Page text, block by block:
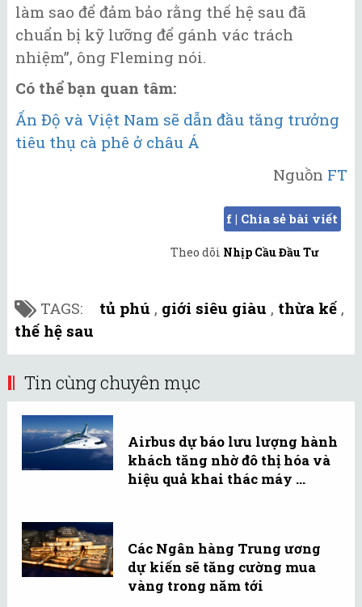
làm sao để đảm bảo rằng thế hệ sau đã
chuẩn bị kỹ lưỡng để gánh vác trách
nhiệm”, ông Fleming nói.
Có thể bạn quan tâm:
Ấn Độ và Việt Nam sẽ dẫn đầu tăng trưởng
tiêu thụ cà phê ở châu Á
Nguồn FT
f | Chia sẻ bài viết
Theo dõi Nhịp Cầu Đầu Tư
TAGS: tủ phú , giới siêu giàu , thừa kế ,
thế hệ sau
Tin cùng chuyên mục
Airbus dự báo lưu lượng hành
khách tăng nhờ đô thị hóa và
hiệu quả khai thác máy ...
Các Ngân hàng Trung ương
dự kiến sẽ tăng cường mua
vàng trong năm tới